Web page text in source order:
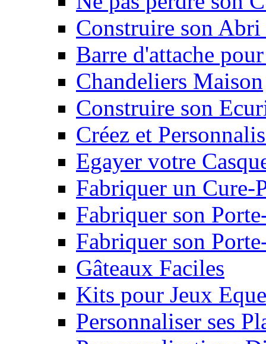
Construire son
Barre d'attache
Chandeliers Maison
Construire son
Créez et
Egayer votre
Fabriquer un Cure-
Fabriquer son
Fabriquer son
Gâteaux Faciles
Kits pour Jeux
Personnaliser ses